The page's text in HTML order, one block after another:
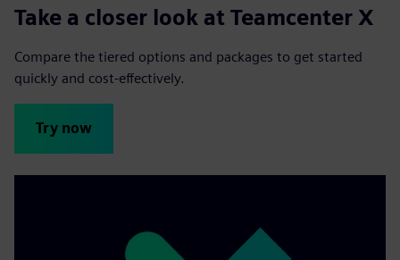
Take a closer look at Teamcenter X
Compare the tiered options and packages to get started
quickly and cost-effectively.
Try now